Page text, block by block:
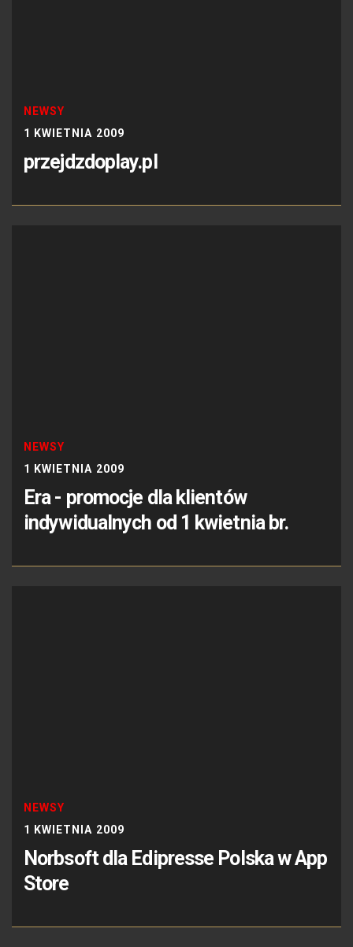
NEWSY
1 KWIETNIA 2009
przejdzdoplay.pl
NEWSY
1 KWIETNIA 2009
Era - promocje dla klientów
indywidualnych od 1 kwietnia br.
NEWSY
1 KWIETNIA 2009
Norbsoft dla Edipresse Polska w App
Store